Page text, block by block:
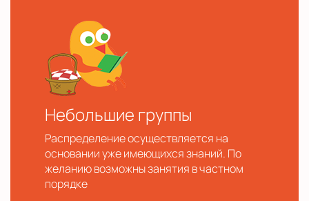
Небольшие группы
Распределение осуществляется на
основании уже имеющихся знаний. По
желанию возможны занятия в частном
порядке